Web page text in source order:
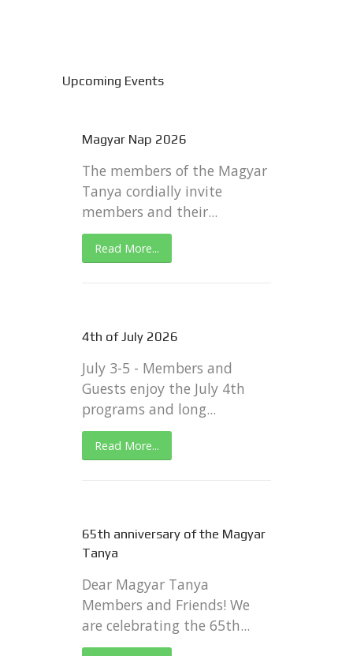
Upcoming Events
Magyar Nap 2026
The members of the Magyar
Tanya cordially invite
members and their...
Read More...
4th of July 2026
July 3-5 - Members and
Guests enjoy the July 4th
programs and long...
Read More...
65th anniversary of the Magyar
Tanya
Dear Magyar Tanya
Members and Friends! We
are celebrating the 65th...